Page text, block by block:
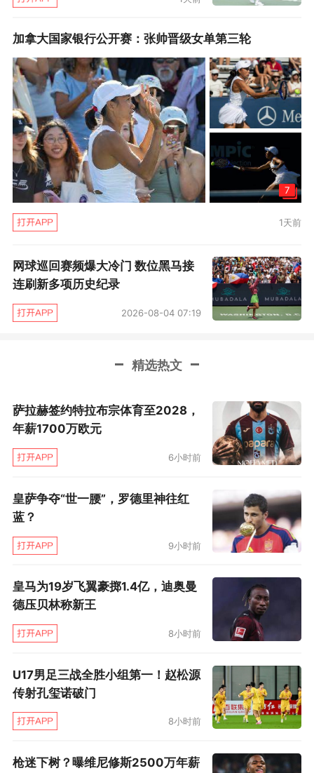
加拿大国家银行公开赛：张帅晋级女单第三轮
7
1天前
网球巡回赛频爆大冷门 数位黑马接
连刷新多项历史纪录
2026-08-04 07:19
精选热文
萨拉赫签约特拉布宗体育至2028，
年薪1700万欧元
6小时前
皇萨争夺“世一腰”，罗德里神往红
蓝？
9小时前
皇马为19岁飞翼豪掷1.4亿，迪奥曼
德压贝林称新王
8小时前
U17男足三战全胜小组第一！赵松源
传射孔玺诺破门
8小时前
枪迷下树？曝维尼修斯2500万年薪